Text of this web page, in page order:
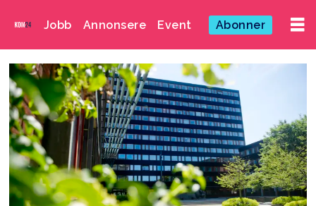
Jobb Annonsere Event Abonner